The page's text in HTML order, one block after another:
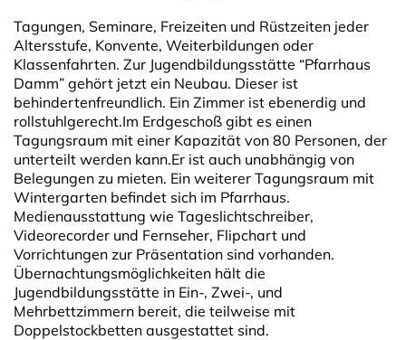
Tagungen, Seminare, Freizeiten und Rüstzeiten jeder
Altersstufe, Konvente, Weiterbildungen oder
Klassenfahrten. Zur Jugendbildungsstätte “Pfarrhaus
Damm” gehört jetzt ein Neubau. Dieser ist
behindertenfreundlich. Ein Zimmer ist ebenerdig und
rollstuhlgerecht.Im Erdgeschoß gibt es einen
Tagungsraum mit einer Kapazität von 80 Personen, der
unterteilt werden kann.Er ist auch unabhängig von
Belegungen zu mieten. Ein weiterer Tagungsraum mit
Wintergarten befindet sich im Pfarrhaus.
Medienausstattung wie Tageslichtschreiber,
Videorecorder und Fernseher, Flipchart und
Vorrichtungen zur Präsentation sind vorhanden.
Übernachtungsmöglichkeiten hält die
Jugendbildungsstätte in Ein-, Zwei-, und
Mehrbettzimmern bereit, die teilweise mit
Doppelstockbetten ausgestattet sind.